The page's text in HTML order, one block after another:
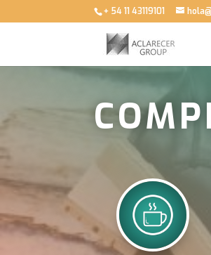
+ 54 11 43119101